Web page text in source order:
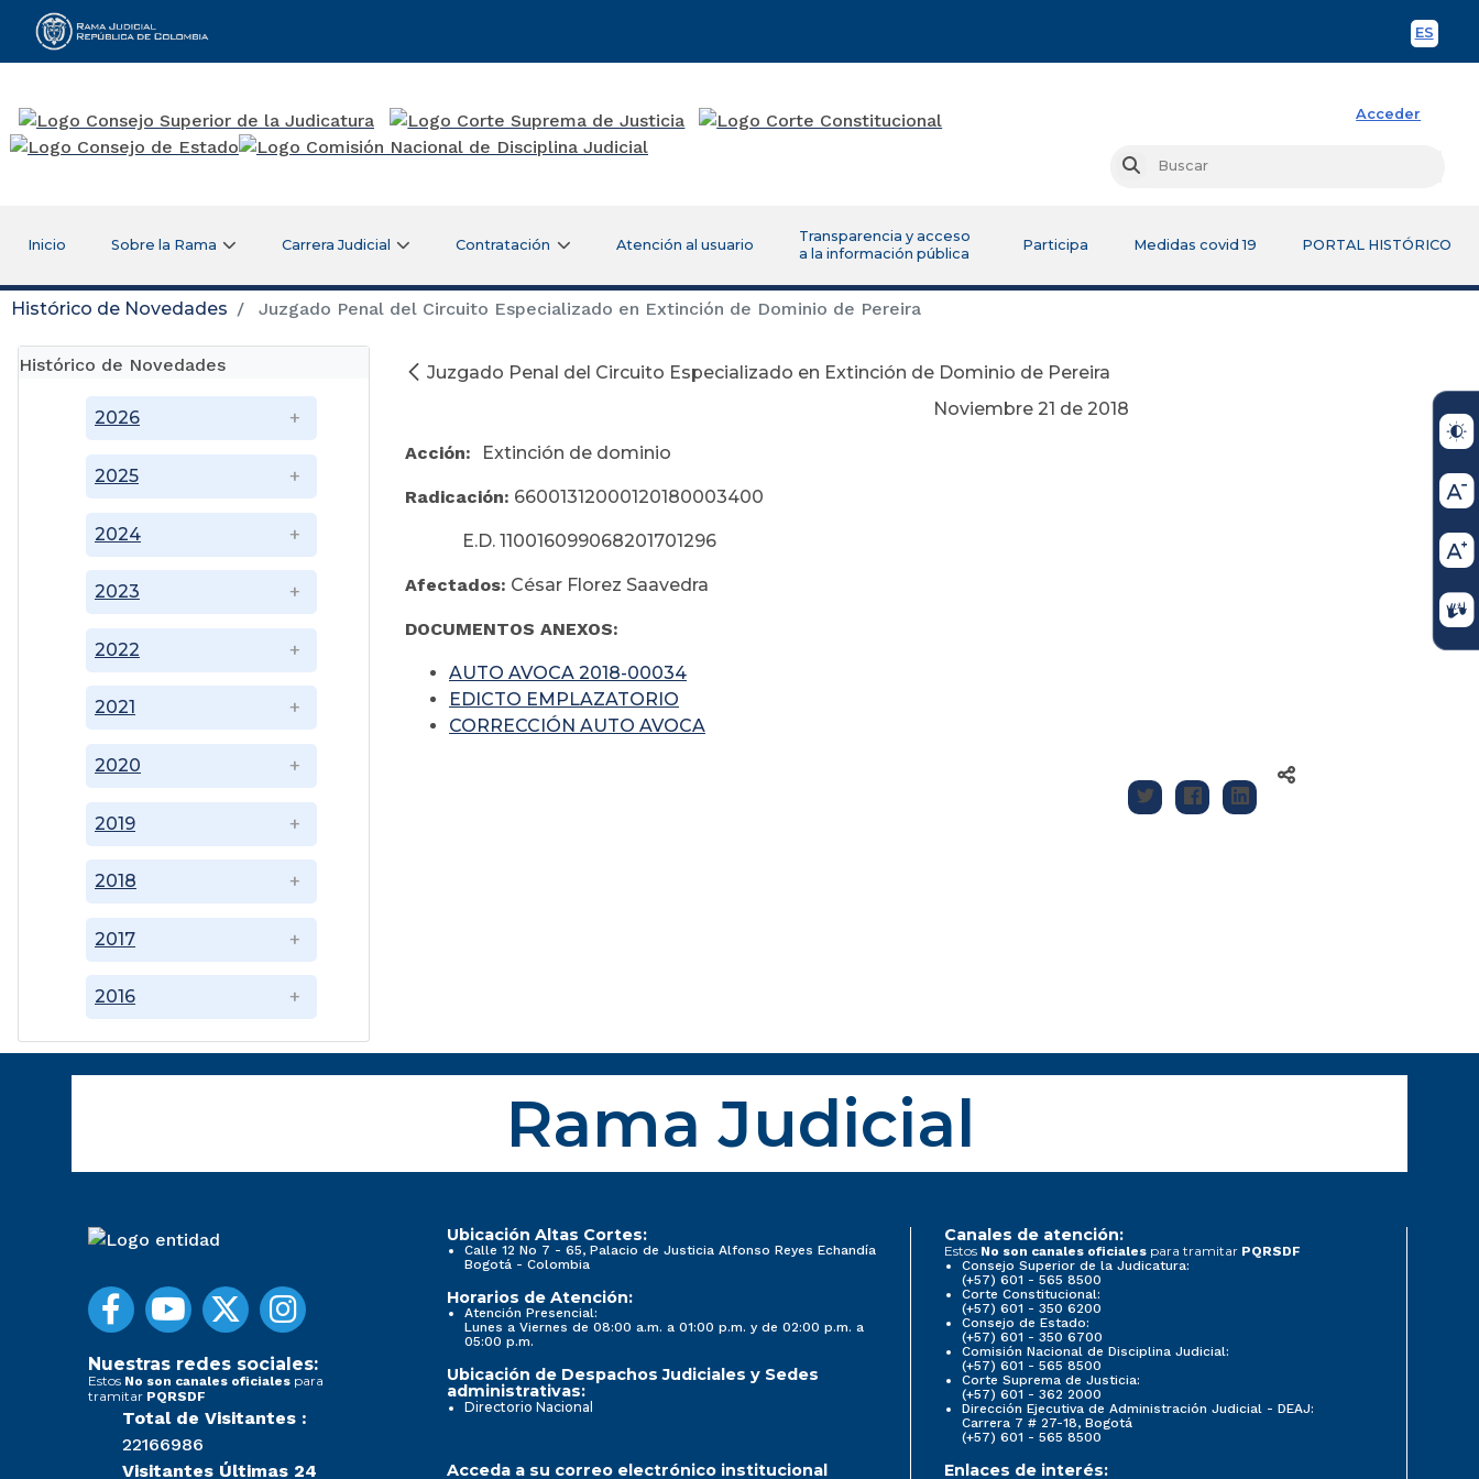
ES
Rama Judicial
Acceder
Buscar
Inicio Sobre la Rama Carrera Judicial Contratación Atención al usuario
Transparencia y acceso
a la información pública
Participa Medidas covid 19 PORTAL HISTÓRICO
Histórico de Novedades Juzgado Penal del Circuito Especializado en Extinción de Dominio de Pereira
Histórico de Novedades
2016
2017
2018
2019
2020
2021
2022
2023
2024
2025
2026
Juzgado Penal del Circuito Especializado en Extinción de Dominio de Pereira
Noviembre 21 de 2018
Acción: Extinción de dominio
Radicación: 66001312000120180003400
E.D. 110016099068201701296
Afectados: César Florez Saavedra
DOCUMENTOS ANEXOS:
AUTO AVOCA 2018-00034
EDICTO EMPLAZATORIO
CORRECCIÓN AUTO AVOCA
Rama Judicial
Nuestras redes sociales:
Estos No son canales oficiales para
tramitar PQRSDF
Total de Visitantes :
22166986
Visitantes Últimas 24
Ubicación Altas Cortes:
Calle 12 No 7 - 65, Palacio de Justicia Alfonso Reyes Echandía
Bogotá - Colombia
Horarios de Atención:
Atención Presencial:
Lunes a Viernes de 08:00 a.m. a 01:00 p.m. y de 02:00 p.m. a
05:00 p.m.
Ubicación de Despachos Judiciales y Sedes
administrativas:
Directorio Nacional
Canales de atención:
Estos No son canales oficiales para tramitar PQRSDF
Consejo Superior de la Judicatura:
(+57) 601 - 565 8500
Corte Constitucional:
(+57) 601 - 350 6200
Consejo de Estado:
(+57) 601 - 350 6700
Comisión Nacional de Disciplina Judicial:
(+57) 601 - 565 8500
Corte Suprema de Justicia:
(+57) 601 - 362 2000
Dirección Ejecutiva de Administración Judicial - DEAJ:
Carrera 7 # 27-18, Bogotá
(+57) 601 - 565 8500
Acceda a su correo electrónico institucional Enlaces de interés: